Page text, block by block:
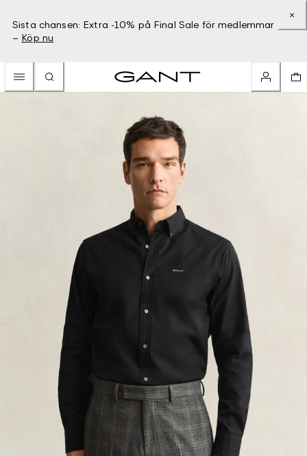
Sista chansen: Extra -10% på Final Sale för medlemmar
– Köp nu